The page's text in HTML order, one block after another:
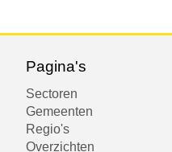
Pagina's
Sectoren
Gemeenten
Regio's
Overzichten